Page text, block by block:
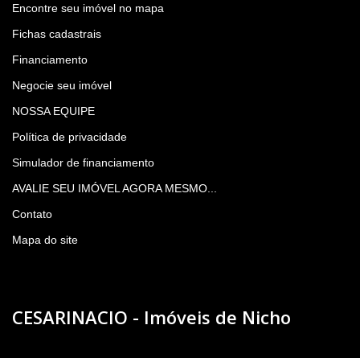
Encontre seu imóvel no mapa
Fichas cadastrais
Financiamento
Negocie seu imóvel
NOSSA EQUIPE
Política de privacidade
Simulador de financiamento
AVALIE SEU IMÓVEL AGORA MESMO...
Contato
Mapa do site
CESARINACIO - Imóveis de Nicho